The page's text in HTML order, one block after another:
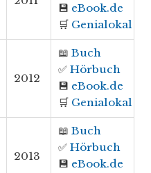
💾 eBook.de
🛒 Genialokal
2012
📖 Buch
✅ Hörbuch
💾 eBook.de
🛒 Genialokal
2013
📖 Buch
✅ Hörbuch
💾 eBook.de